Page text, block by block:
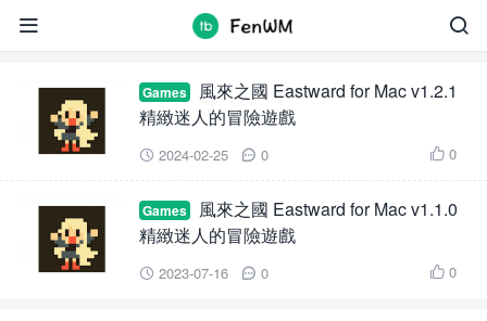


Games
風來之國 Eastward for Mac v1.2.1
精緻迷人的冒險遊戲
 2024-02-25  0  0
Games
風來之國 Eastward for Mac v1.1.0
精緻迷人的冒險遊戲
 2023-07-16  0  0